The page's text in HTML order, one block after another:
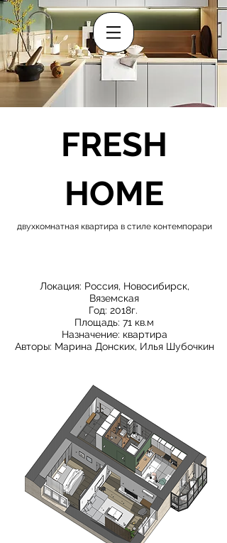
FRESH
HOME
двухкомнатная квартира в стиле контемпорари
Локация: Россия, Новосибирск,
Вяземская
Год: 2018г.
Площадь: 71 кв.м
Назначение: квартира
Авторы: Марина Донских, Илья Шубочкин